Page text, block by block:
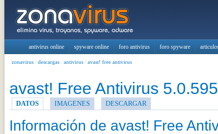
antivirus online spyware online foro antivirus foro spyware
zonavirus / descargas / antivirus / avast! free antivirus
avast! Free Antivirus 5.0.595
DATOS IMAGENES DESCARGAR
Información de avast! Free